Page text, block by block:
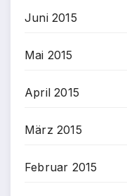
Juni 2015
Mai 2015
April 2015
März 2015
Februar 2015